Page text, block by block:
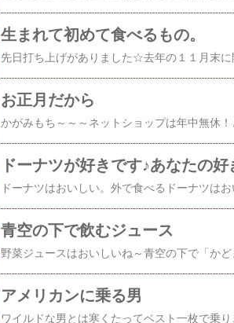
生まれて初めて食べるもの。
お正月だから
ドーナツが好きです♪あなたの
青空の下で飲むジュース
アメリカンに乗る男